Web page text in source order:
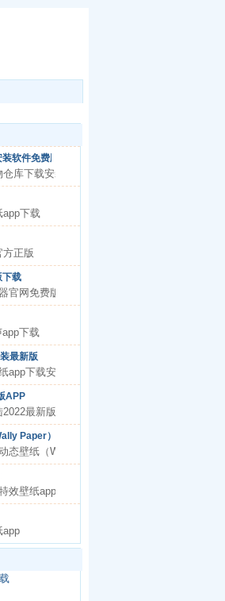
软件免费版
库下载安装软件免费版
app下载
方正版
下载
官网免费版下载
app下载
最新版
app下载安装最新版
APP
最新版APP
Paper）app
态壁纸（Wally Paper）app
效壁纸app
app